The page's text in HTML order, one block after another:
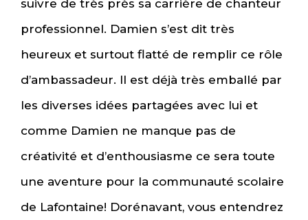
suivre de très près sa carrière de chanteur
professionnel. Damien s’est dit très
heureux et surtout flatté de remplir ce rôle
d’ambassadeur. Il est déjà très emballé par
les diverses idées partagées avec lui et
comme Damien ne manque pas de
créativité et d’enthousiasme ce sera toute
une aventure pour la communauté scolaire
de Lafontaine! Dorénavant, vous entendrez